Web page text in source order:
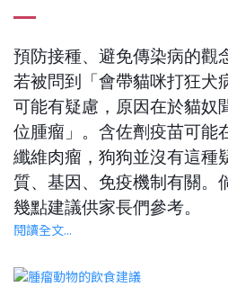
預防接種、避免傳染病的觀
若被問到「會帶貓咪打狂犬
可能有疑慮，原因在於貓奴
位腫瘤」。含佐劑疫苗可能
纖維肉瘤，狗狗並沒有這種
質、基因、免疫機制有關。
幾點建議供家長們參考。
閱讀全文...